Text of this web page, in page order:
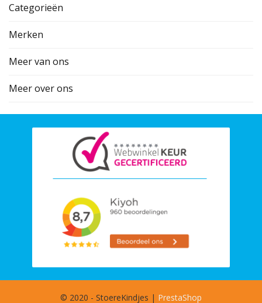
Categorieën
Merken
Meer van ons
Meer over ons
© 2020 - StoereKindjes | PrestaShop